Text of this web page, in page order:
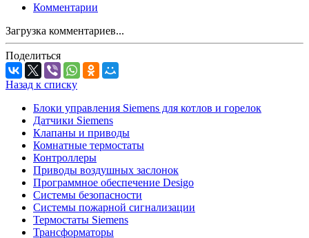
Комментарии
Загрузка комментариев...
Поделиться
Назад к списку
Блоки управления Siemens для котлов и горелок
Датчики Siemens
Клапаны и приводы
Комнатные термостаты
Контроллеры
Приводы воздушных заслонок
Программное обеспечение Desigo
Системы безопасности
Системы пожарной сигнализации
Термостаты Siemens
Трансформаторы